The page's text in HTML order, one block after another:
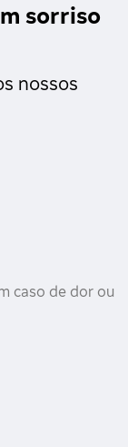
sorriso
nossos
caso de dor ou